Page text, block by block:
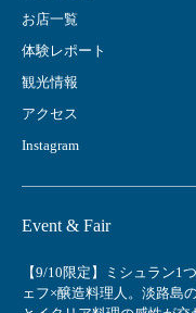
お店一覧
体験レポート
観光情報
アクセス
Instagram
Event & Fair
【9/10限定】ミシュラン1
ェフ×醸造料理人。淡路島